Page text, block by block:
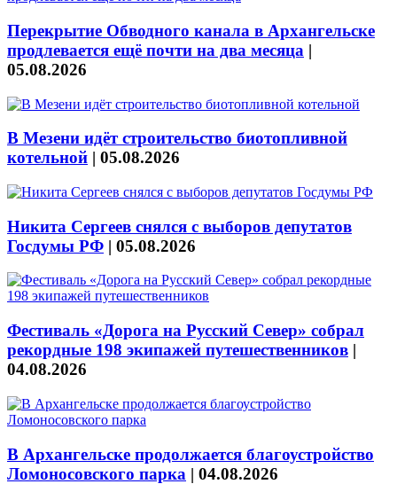
Перекрытие Обводного канала в Архангельске
продлевается ещё почти на два месяца |
05.08.2026
В Мезени идёт строительство биотопливной
котельной | 05.08.2026
Никита Сергеев снялся с выборов депутатов
Госдумы РФ | 05.08.2026
Фестиваль «Дорога на Русский Север» собрал
рекордные 198 экипажей путешественников |
04.08.2026
В Архангельске продолжается благоустройство
Ломоносовского парка | 04.08.2026